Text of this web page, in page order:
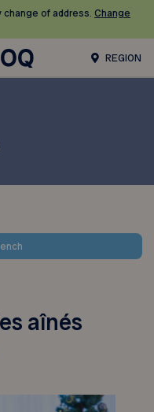
change of address. Change
REGION
aînés